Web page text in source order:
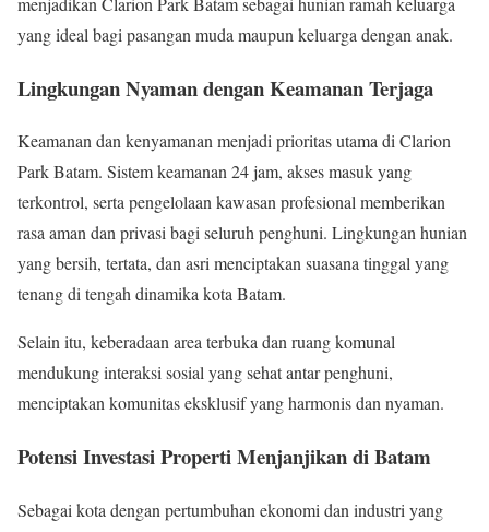
yang ideal bagi pasangan muda maupun keluarga dengan anak.
Lingkungan Nyaman dengan Keamanan Terjaga
Keamanan dan kenyamanan menjadi prioritas utama di Clarion
Park Batam. Sistem keamanan 24 jam, akses masuk yang
terkontrol, serta pengelolaan kawasan profesional memberikan
rasa aman dan privasi bagi seluruh penghuni. Lingkungan hunian
yang bersih, tertata, dan asri menciptakan suasana tinggal yang
tenang di tengah dinamika kota Batam.
Selain itu, keberadaan area terbuka dan ruang komunal
mendukung interaksi sosial yang sehat antar penghuni,
menciptakan komunitas eksklusif yang harmonis dan nyaman.
Potensi Investasi Properti Menjanjikan di Batam
Sebagai kota dengan pertumbuhan ekonomi dan industri yang